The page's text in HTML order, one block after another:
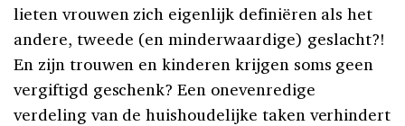
lieten vrouwen zich eigenlijk definiëren als het
andere, tweede (en minderwaardige) geslacht?!
En zijn trouwen en kinderen krijgen soms geen
vergiftigd geschenk? Een onevenredige
verdeling van de huishoudelijke taken verhindert